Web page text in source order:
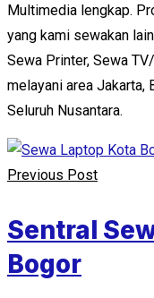
Multimedia lengkap.
yang kami sewakan
Sewa Printer, Sewa
melayani area Jakarta,
Seluruh Nusantara.
Previous Post
Sentral
Bogor